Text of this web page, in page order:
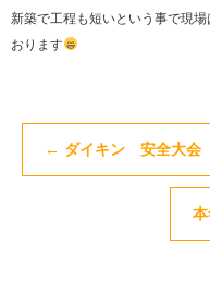
新築で工程も短いという事で現
おります
← ダイキン 安全大会